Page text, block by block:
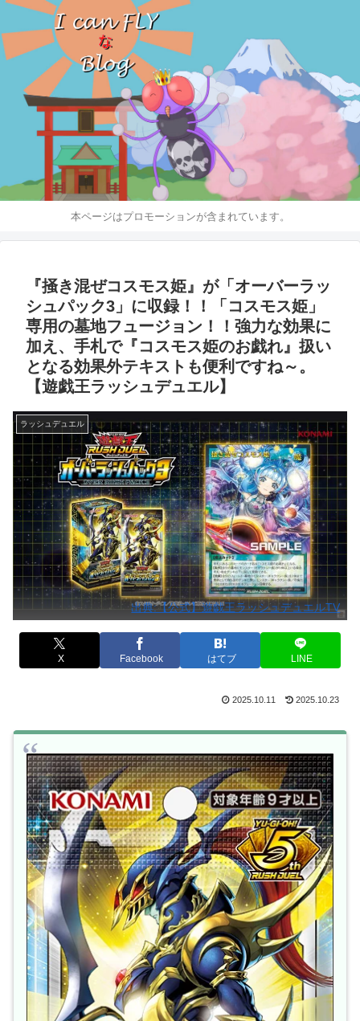
本ページはプロモーションが含まれています。
『掻き混ぜコスモス姫』が「オーバーラッ
シュパック3」に収録！！「コスモス姫」
専用の墓地フュージョン！！強力な効果に
加え、手札で『コスモス姫のお戯れ』扱い
となる効果外テキストも便利ですね～。
【遊戯王ラッシュデュエル】
ラッシュデュエル
出典:【公式】遊戯王ラッシュデュエルTV
X Facebook はてブ LINE
2025.10.11 2025.10.23